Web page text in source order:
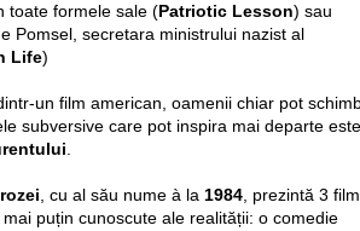
toate formele sale ( Patriotic Lesson) sau
Pomsel, secretara ministrului nazist al
Life)
un film american, oamenii chiar pot
subversive care pot inspira mai departe este
.
, cu al său nume à la 1984, prezintă 3
puțin cunoscute ale realității: o comedie